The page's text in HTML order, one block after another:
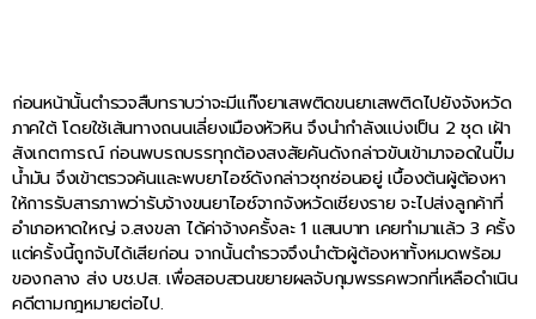
ก่อนหน้านั้นตำรวจสืบทราบว่าจะมีแก๊งยาเสพติดขนยาเสพติดไปยังจังหวัด
ภาคใต้ โดยใช้เส้นทางถนนเลี่ยงเมืองหัวหิน จึงนำกำลังแบ่งเป็น 2 ชุด เฝ้า
สังเกตการณ์ ก่อนพบรถบรรทุกต้องสงสัยคันดังกล่าวขับเข้ามาจอดในปั๊ม
น้ำมัน จึงเข้าตรวจค้นและพบยาไอซ์ดังกล่าวซุกซ่อนอยู่ เบื้องต้นผู้ต้องหา
ให้การรับสารภาพว่ารับจ้างขนยาไอซ์จากจังหวัดเชียงราย จะไปส่งลูกค้าที่
อำเภอหาดใหญ่ จ.สงขลา ได้ค่าจ้างครั้งละ 1 แสนบาท เคยทำมาแล้ว 3 ครั้ง
แต่ครั้งนี้ถูกจับได้เสียก่อน จากนั้นตำรวจจึงนำตัวผู้ต้องหาทั้งหมดพร้อม
ของกลาง ส่ง บช.ปส. เพื่อสอบสวนขยายผลจับกุมพรรคพวกที่เหลือดำเนิน
คดีตามกฎหมายต่อไป.